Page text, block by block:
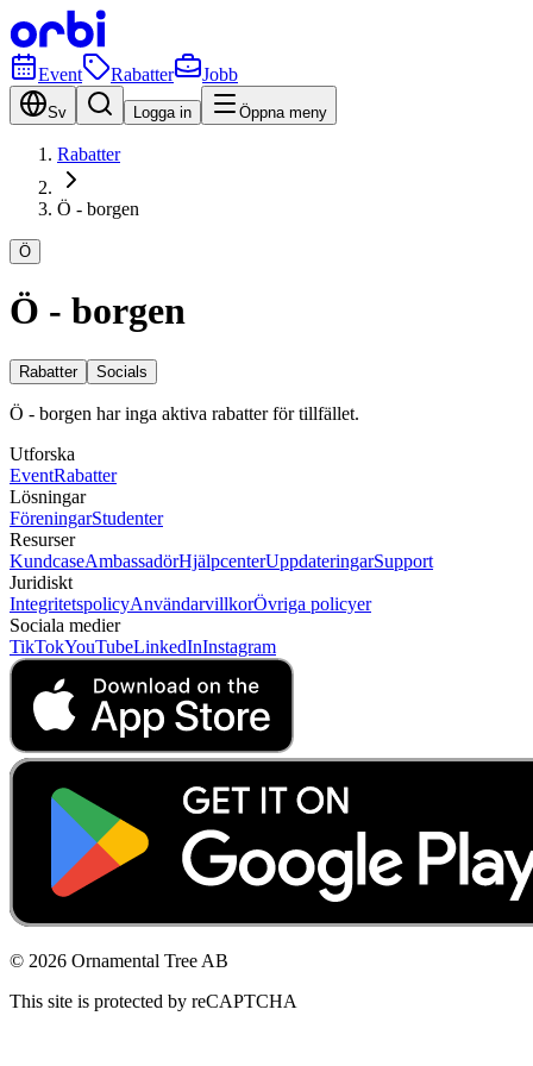
Event Rabatter Jobb
Sv Logga in Öppna meny
Rabatter
Ö - borgen
Ö
Ö - borgen
Rabatter Socials
Ö - borgen har inga aktiva rabatter för tillfället.
Utforska
EventRabatter
Lösningar
FöreningarStudenter
Resurser
KundcaseAmbassadörHjälpcenterUppdateringarSupport
Juridiskt
IntegritetspolicyAnvändarvillkorÖvriga policyer
Sociala medier
TikTokYouTubeLinkedInInstagram
© 2026 Ornamental Tree AB
This site is protected by reCAPTCHA